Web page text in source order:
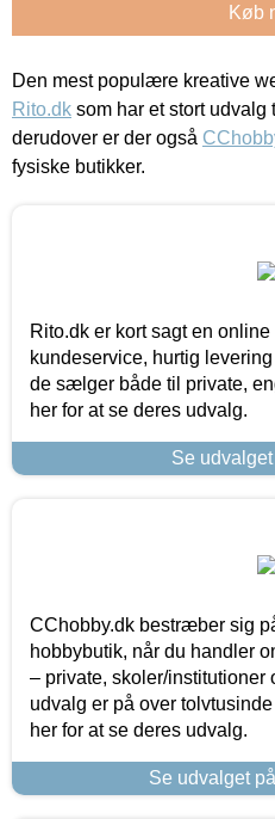
Køb
Den mest populære kreative
Rito.dk som har et stort udvalg
derudover er der også
fysiske butikker.
Rito.dk er kort sagt en
kundeservice, hurtig
de sælger både til private,
her for at se deres udvalg.
Se
CChobby.dk bestræber sig
hobbybutik, når du handler
– private, skoler/institutioner
udvalg er på over
her for at se deres udvalg.
Se udvalget